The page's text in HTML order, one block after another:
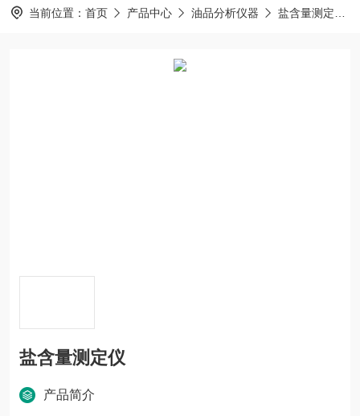
当前位置： 首页 产品中心 油品分析仪器 盐含量测定器
盐含量测定仪
产品简介